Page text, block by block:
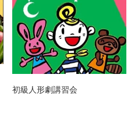
初級人形劇講習会